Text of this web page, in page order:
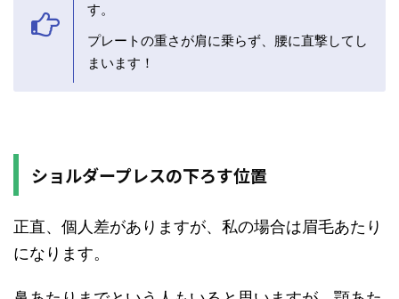
す。
プレートの重さが肩に乗らず、腰に直撃してし
まいます！
ショルダープレスの下ろす位置
正直、個人差がありますが、私の場合は眉毛あたり
になります。